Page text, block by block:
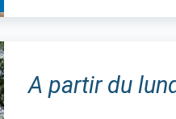
A partir du